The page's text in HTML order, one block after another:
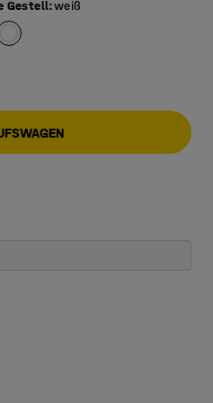
Gestell:weiß